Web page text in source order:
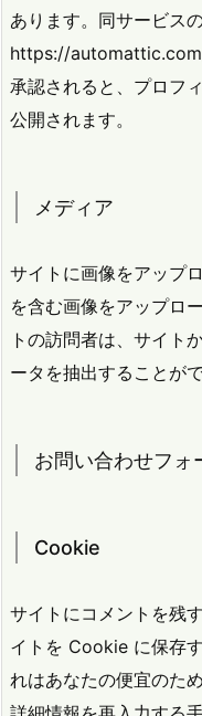
あります。同サービス
https://
承認されると、プロフ
公開されます。
メディア
サイトに画像をアップ
を含む画像をアップロ
トの訪問者は、サイト
ータを抽出することがで
お問い合わせフォ
Cookie
サイトにコメントを残
イトを Cookie に保存
れはあなたの便宜のた